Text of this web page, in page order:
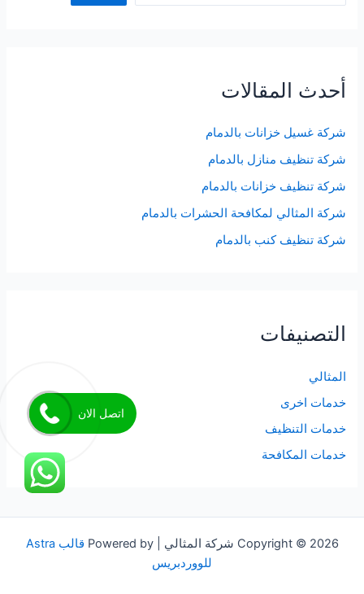
أحدث المقالات
شركة غسيل خزانات بالدمام
شركة تنظيف منازل بالدمام
شركة تنظيف خزانات بالدمام
شركة المثالي لمكافحة الحشرات بالدمام
شركة تنظيف كنب بالدمام
التصنيفات
المثالي
خدمات اخرى
خدمات التنظيف
خدمات المكافحة
Copyright © 2026 شركة المثالي | Powered by
قالب Astra
للووردبريس
اتصل الان